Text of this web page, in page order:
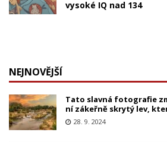
vysoké IQ nad 134
NEJNOVĚJŠÍ
Tato slavná fotografie
ní zákeřně skrytý lev,
28. 9. 2024